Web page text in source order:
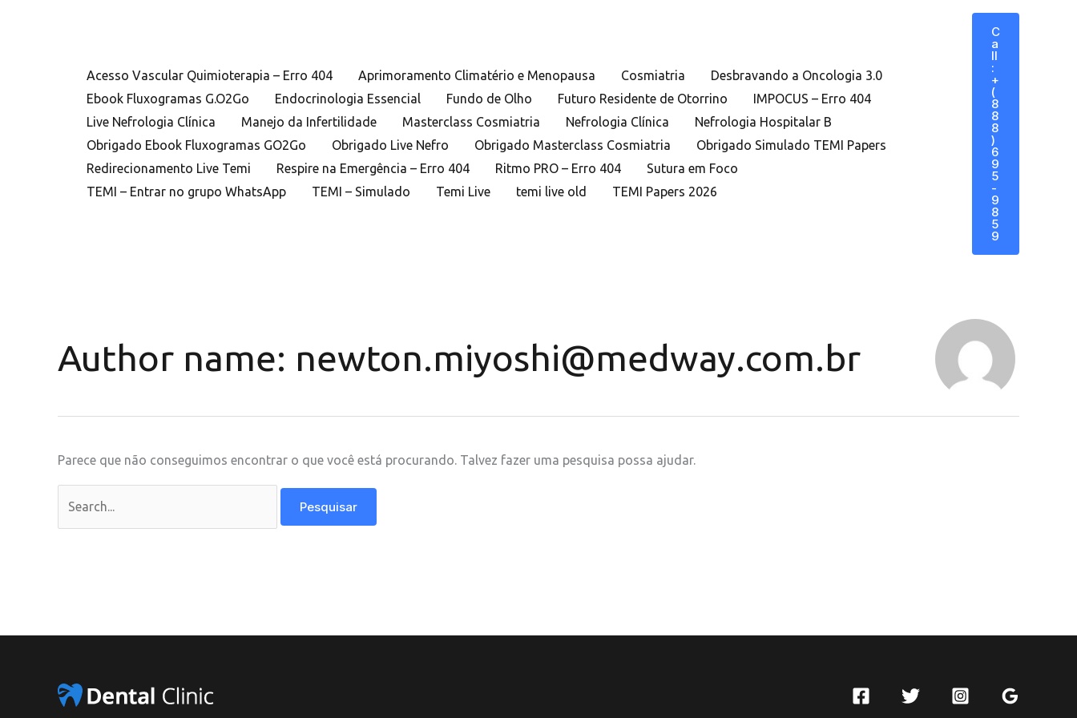
Acesso Vascular Quimioterapia – Erro 404 Aprimoramento Climatério e Menopausa Cosmiatria
Desbravando a Oncologia 3.0
Ebook Fluxogramas G.O2Go
Endocrinologia Essencial Fundo de Olho Futuro Residente de Otorrino
IMPOCUS – Erro 404
Live Nefrologia Clínica
Manejo da Infertilidade Masterclass Cosmiatria Nefrologia Clínica
Nefrologia Hospitalar B
Obrigado Ebook Fluxogramas GO2Go
Obrigado Live Nefro Obrigado Masterclass Cosmiatria
Obrigado Simulado TEMI Papers
Redirecionamento Live Temi
Respire na Emergência – Erro 404 Ritmo PRO – Erro 404
Sutura em Foco
TEMI – Entrar no grupo WhatsApp
TEMI – Simulado Temi Live temi live old TEMI Papers 2026
C
A
Ll
:
+
(
8
8
8
)
6
9
5
-
9
8
5
9
Author name: newton.miyoshi@medway.com.br
Parece que não conseguimos encontrar o que você está procurando. Talvez fazer uma pesquisa possa ajudar.